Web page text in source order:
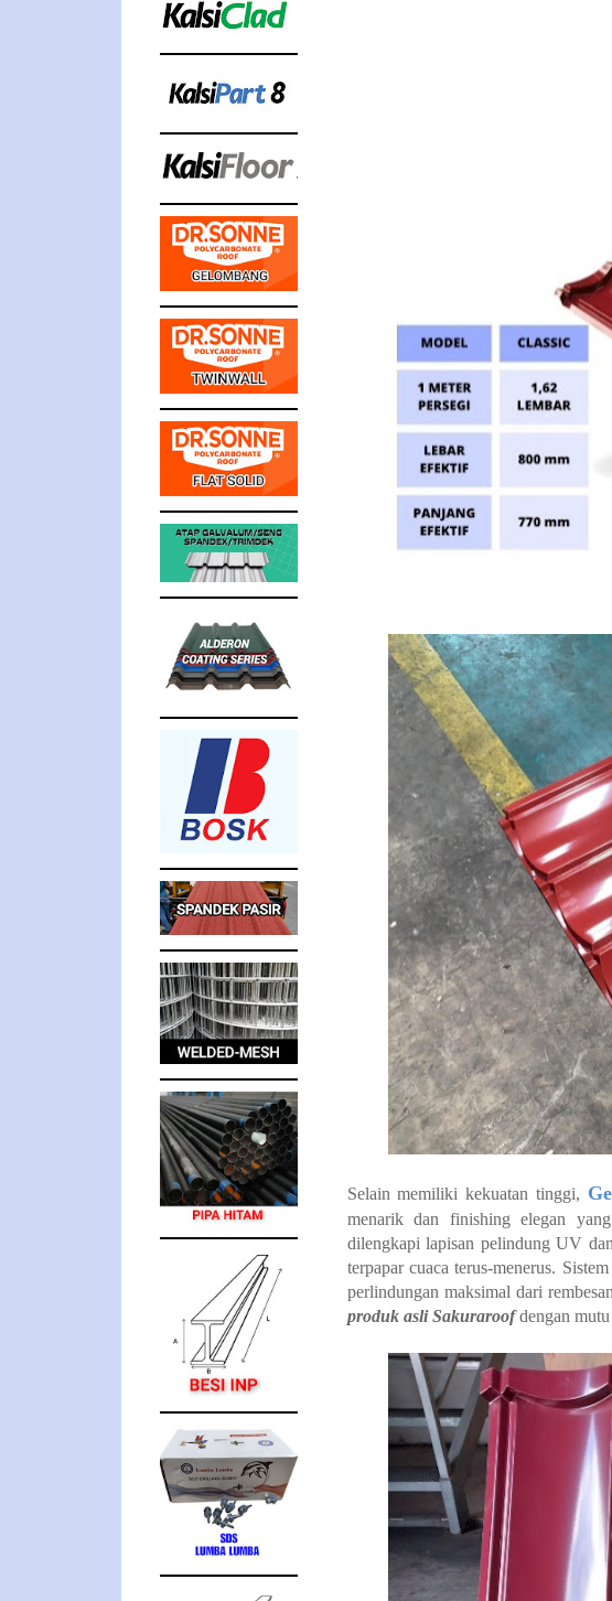
Selain memiliki kekuatan tinggi,
menarik dan finishing elegan
dilengkapi lapisan pelindung UV
terpapar cuaca terus-menerus.
perlindungan maksimal dari
produk asli Sakuraroofdengan mutu